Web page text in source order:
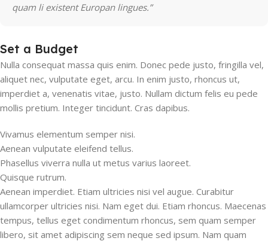
quam li existent Europan lingues.”
Set a Budget
Nulla consequat massa quis enim. Donec pede justo, fringilla vel,
aliquet nec, vulputate eget, arcu. In enim justo, rhoncus ut,
imperdiet a, venenatis vitae, justo. Nullam dictum felis eu pede
mollis pretium. Integer tincidunt. Cras dapibus.
Vivamus elementum semper nisi.
Aenean vulputate eleifend tellus.
Phasellus viverra nulla ut metus varius laoreet.
Quisque rutrum.
Aenean imperdiet. Etiam ultricies nisi vel augue. Curabitur
ullamcorper ultricies nisi. Nam eget dui. Etiam rhoncus. Maecenas
tempus, tellus eget condimentum rhoncus, sem quam semper
libero, sit amet adipiscing sem neque sed ipsum. Nam quam